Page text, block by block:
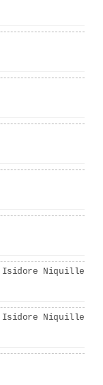
Niquille
Niquille